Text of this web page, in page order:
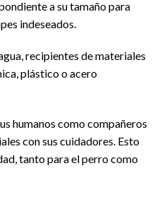
a su tamaño para
indeseados.
recipientes de materiales
plástico o acero
humanos como compañeros
con sus cuidadores. Esto
tanto para el perro como